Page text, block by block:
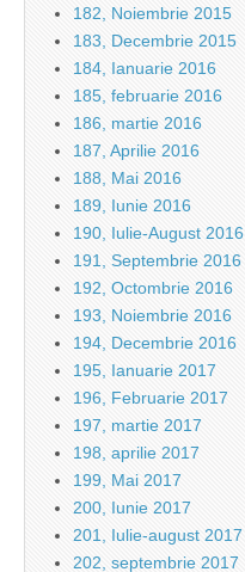
182, Noiembrie 2015
183, Decembrie 2015
184, Ianuarie 2016
185, februarie 2016
186, martie 2016
187, Aprilie 2016
188, Mai 2016
189, Iunie 2016
190, Iulie-August 2016
191, Septembrie 2016
192, Octombrie 2016
193, Noiembrie 2016
194, Decembrie 2016
195, Ianuarie 2017
196, Februarie 2017
197, martie 2017
198, aprilie 2017
199, Mai 2017
200, Iunie 2017
201, Iulie-august 2017
202, septembrie 2017